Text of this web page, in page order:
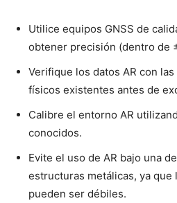
Utilice equipos GNSS de
obtener precisión (dentro de
Verifique los datos AR con
físicos existentes antes de
Calibre el entorno AR
conocidos.
Evite el uso de AR bajo una
estructuras metálicas, ya que
pueden ser débiles.